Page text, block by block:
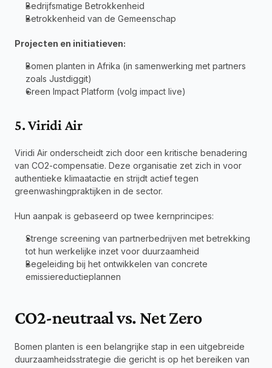
Bedrijfsmatige Betrokkenheid
Betrokkenheid van de Gemeenschap
Projecten en initiatieven:
Bomen planten in Afrika (in samenwerking met partners
zoals Justdiggit)
Green Impact Platform (volg impact live)
5. Viridi Air
Viridi Air onderscheidt zich door een kritische benadering
van CO2-compensatie. Deze organisatie zet zich in voor
authentieke klimaatactie en strijdt actief tegen
greenwashingpraktijken in de sector.
Hun aanpak is gebaseerd op twee kernprincipes:
Strenge screening van partnerbedrijven met betrekking
tot hun werkelijke inzet voor duurzaamheid
Begeleiding bij het ontwikkelen van concrete
emissiereductieplannen
CO2-neutraal vs. Net Zero
Bomen planten is een belangrijke stap in een uitgebreide
duurzaamheidsstrategie die gericht is op het bereiken van